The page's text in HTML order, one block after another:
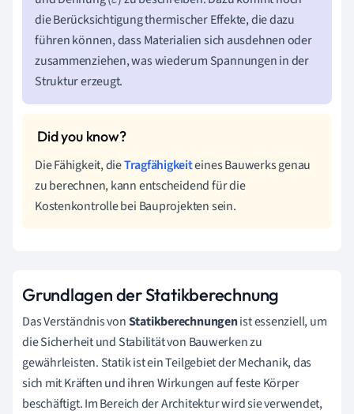
die Berücksichtigung thermischer Effekte, die dazu
führen können, dass Materialien sich ausdehnen oder
zusammenziehen, was wiederum Spannungen in der
Struktur erzeugt.
Die Fähigkeit, dieTragfähigkeiteines Bauwerks genau
zu berechnen, kann entscheidend für die
Kostenkontrolle bei Bauprojekten sein.
Grundlagen der Statikberechnung
Das Verständnis vonStatikberechnungenist essenziell, um
die Sicherheit und Stabilität von Bauwerken zu
gewährleisten. Statik ist ein Teilgebiet der Mechanik, das
sich mit Kräften und ihren Wirkungen auf feste Körper
beschäftigt. Im Bereich der Architektur wird sie verwendet,